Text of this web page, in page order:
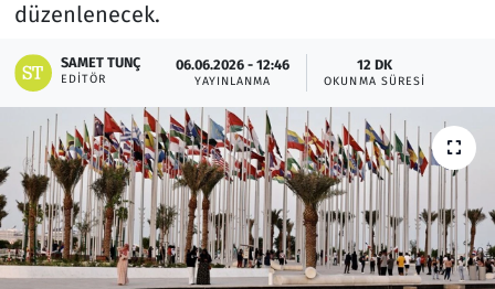
düzenlenecek.
SAMET TUNÇ
EDITÖR
06.06.2026 - 12:46
YAYINLANMA
12 DK
OKUNMA SÜRESI
Lezzet Durağı
Memur ve Kamu
Otomobil
Oyun
Ramazan